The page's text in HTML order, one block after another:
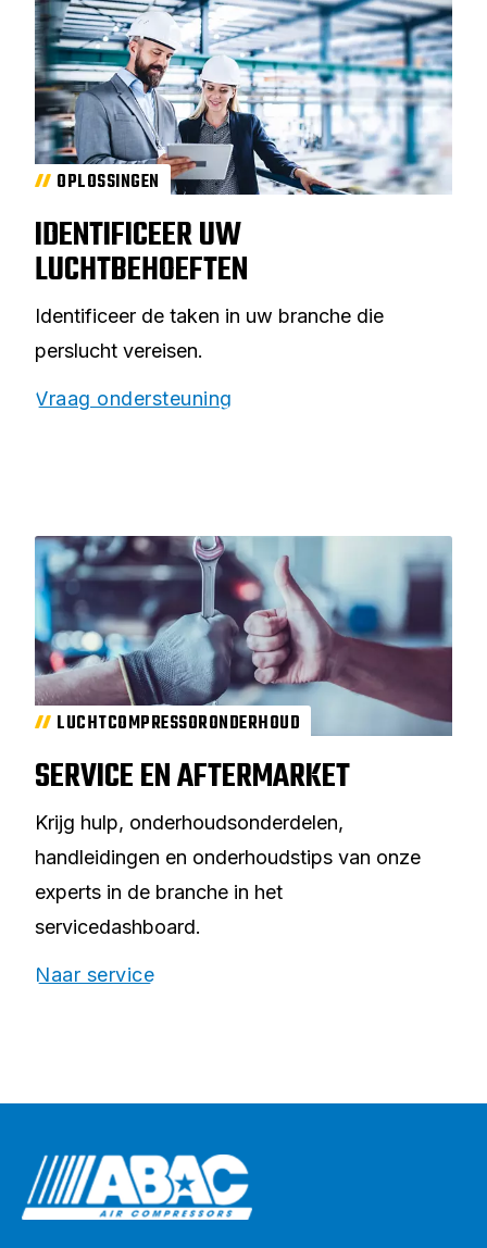
OPLOSSINGEN
IDENTIFICEER UW
LUCHTBEHOEFTEN
Identificeer de taken in uw branche die
perslucht vereisen.
Vraag ondersteuning
LUCHTCOMPRESSORONDERHOUD
SERVICE EN AFTERMARKET
Krijg hulp, onderhoudsonderdelen,
handleidingen en onderhoudstips van onze
experts in de branche in het
servicedashboard.
Naar service